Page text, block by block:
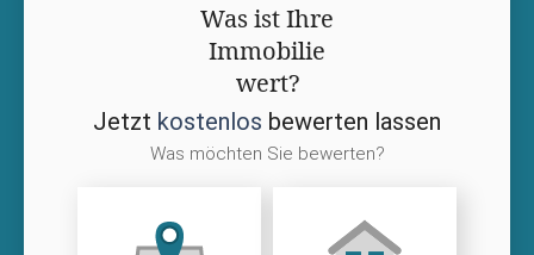
Was ist Ihre
Immobilie
wert?
Jetzt kostenlos bewerten lassen
Was möchten Sie bewerten?